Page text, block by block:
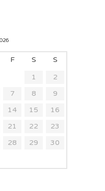
F S
S
1
2
7 8
9
14 15
16
21 22
23
28 29
30